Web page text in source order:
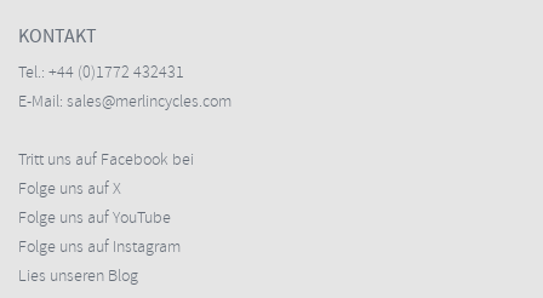
KONTAKT
Tel.: +44 (0)1772 432431
E-Mail: sales@merlincycles.com
Tritt uns auf Facebook bei
Folge uns auf X
Folge uns auf YouTube
Folge uns auf Instagram
Lies unseren Blog